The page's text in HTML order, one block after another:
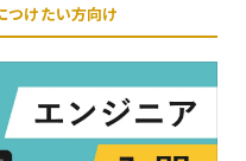
つけたい方向け